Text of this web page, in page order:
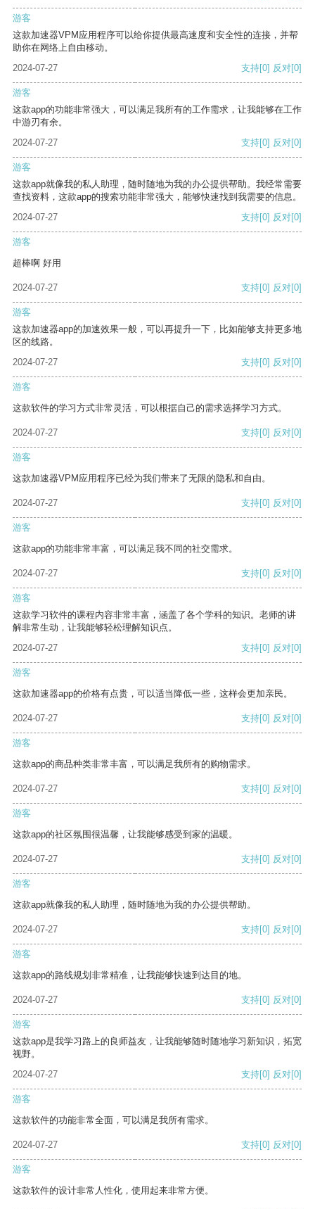
游客
这款加速器VPM应用程序可以给你提供最高速度和安全性的连接，并帮
助你在网络上自由移动。
2024-07-27
支持[0] 反对[0]
游客
这款app的功能非常强大，可以满足我所有的工作需求，让我能够在工作
中游刃有余。
2024-07-27
支持[0] 反对[0]
游客
这款app就像我的私人助理，随时随地为我的办公提供帮助。我经常需要
查找资料，这款app的搜索功能非常强大，能够快速找到我需要的信息。
2024-07-27
支持[0] 反对[0]
游客
超棒啊 好用
2024-07-27 支持[0] 反对[0]
游客
这款加速器app的加速效果一般，可以再提升一下，比如能够支持更多地
区的线路。
2024-07-27
支持[0] 反对[0]
游客
这款软件的学习方式非常灵活，可以根据自己的需求选择学习方式。
2024-07-27 支持[0] 反对[0]
游客
这款加速器VPM应用程序已经为我们带来了无限的隐私和自由。
2024-07-27 支持[0] 反对[0]
游客
这款app的功能非常丰富，可以满足我不同的社交需求。
2024-07-27 支持[0] 反对[0]
游客
这款学习软件的课程内容非常丰富，涵盖了各个学科的知识。老师的讲
解非常生动，让我能够轻松理解知识点。
2024-07-27
支持[0] 反对[0]
游客
这款加速器app的价格有点贵，可以适当降低一些，这样会更加亲民。
2024-07-27 支持[0] 反对[0]
游客
这款app的商品种类非常丰富，可以满足我所有的购物需求。
2024-07-27 支持[0] 反对[0]
游客
这款app的社区氛围很温馨，让我能够感受到家的温暖。
2024-07-27 支持[0] 反对[0]
游客
这款app就像我的私人助理，随时随地为我的办公提供帮助。
2024-07-27 支持[0] 反对[0]
游客
这款app的路线规划非常精准，让我能够快速到达目的地。
2024-07-27 支持[0] 反对[0]
游客
这款app是我学习路上的良师益友，让我能够随时随地学习新知识，拓宽
视野。
2024-07-27
支持[0] 反对[0]
游客
这款软件的功能非常全面，可以满足我所有需求。
2024-07-27 支持[0] 反对[0]
游客
这款软件的设计非常人性化，使用起来非常方便。